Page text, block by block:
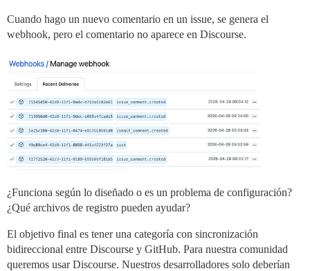
Cuando hago un nuevo comentario en un issue, se genera el
webhook, pero el comentario no aparece en Discourse.
¿Funciona según lo diseñado o es un problema de configuración?
¿Qué archivos de registro pueden ayudar?
El objetivo final es tener una categoría con sincronización
bidireccional entre Discourse y GitHub. Para nuestra comunidad
queremos usar Discourse. Nuestros desarrolladores solo deberían